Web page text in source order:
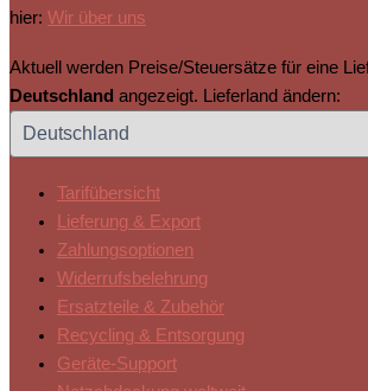
hier: Wir über uns
Aktuell werden Preise/Steuersätze für eine
Deutschland angezeigt. Lieferland ändern:
Tarifübersicht
Lieferung & Export
Zahlungsoptionen
Widerrufsbelehrung
Ersatzteile & Zubehör
Recycling & Entsorgung
Geräte-Support